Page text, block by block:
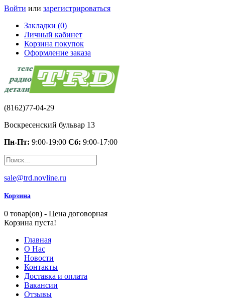
Войти или зарегистрироваться
Закладки (0)
Личный кабинет
Корзина покупок
Оформление заказа
(8162)77-04-29
Воскресенский бульвар 13
Пн-Пт: 9:00-19:00 Сб: 9:00-17:00
sale@trd.novline.ru
Корзина
0 товар(ов) - Цена договорная
Корзина пуста!
Главная
О Нас
Новости
Контакты
Доставка и оплата
Вакансии
Отзывы